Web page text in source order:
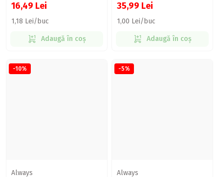
16,49 Lei
1,18 Lei/buc
Adaugă în coș
35,99 Lei
1,00 Lei/buc
Adaugă în coș
-10%
Always
-5%
Always